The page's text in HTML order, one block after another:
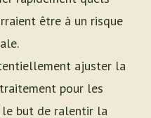
être à un risque
ajuster la
pour les
le but de ralentir la